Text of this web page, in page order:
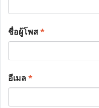
ชื่อผู้โพส*
อีเมล*